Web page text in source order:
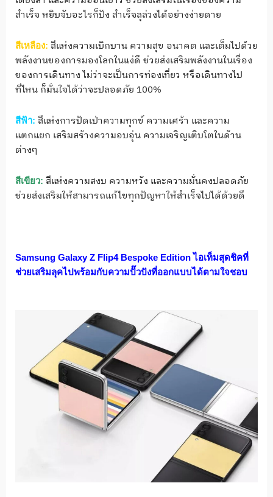
สำเร็จ หยิบจับอะไรก็ปัง สำเร็จลุล่วงได้อย่างง่ายดาย
สีเหลือง: สีแห่งความเบิกบาน ความสุข อนาคต และเต็มไปด้วย
พลังงานของการมองโลกในแง่ดี ช่วยส่งเสริมพลังงานในเรื่อง
ของการเดินทาง ไม่ว่าจะเป็นการท่องเที่ยว หรือเดินทางไป
ที่ไหน ก็มั่นใจได้ว่าจะปลอดภัย 100%
สีฟ้า: สีแห่งการปัดเป่าความทุกข์​ ความเศร้า และความ
แตกแยก เสริมสร้างความอบอุ่น ความเจริญเติบโตในด้าน
ต่างๆ
สีเขียว: สีแห่งความสงบ ความหวัง และความมั่นคงปลอดภัย
ช่วยส่งเสริมให้สามารถแก้ไขทุกปัญหาให้สำเร็จไปได้ด้วยดี
Samsung Galaxy Z Flip4 Bespoke Editionไอเท็มสุดชิคที่
ช่วยเสริมลุคไปพร้อมกับความปั๊วปังที่ออกแบบได้ตามใจชอบ